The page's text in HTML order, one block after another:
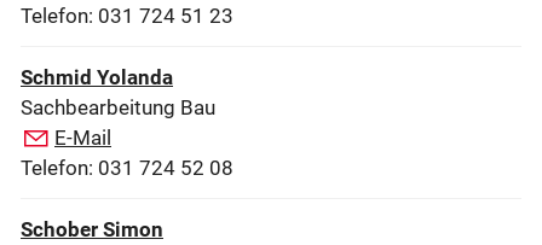
Telefon: 031 724 51 23
Schmid Yolanda
Sachbearbeitung Bau
E-Mail
Telefon: 031 724 52 08
Schober Simon